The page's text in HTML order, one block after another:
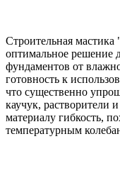
Строительная
оптимальное решение
фундаментов от
готовность к
что существенно
каучук, растворители
материалу гибкость,
температурным